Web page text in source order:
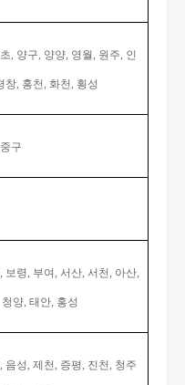
, 양구, 양양, 영월, 원주, 인
창, 홍천, 화천, 횡성
중구
, 보령, 부여, 서산, 서천, 아산,
청양, 태안, 홍성
, 음성, 제천, 증평, 진천, 청주